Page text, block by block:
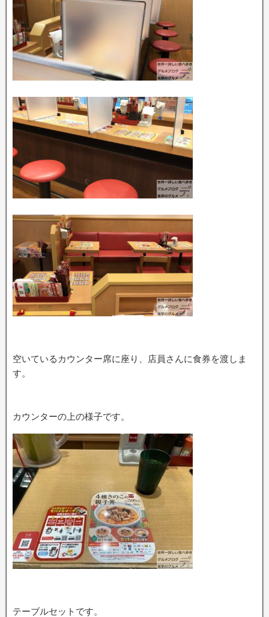
空いているカウンター席に座り、店員さんに食券を渡しま
す。
カウンターの上の様子です。
テーブルセットです。